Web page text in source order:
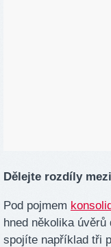
Dělejte rozdíly
Pod pojmem
hned několika
spojíte například tři